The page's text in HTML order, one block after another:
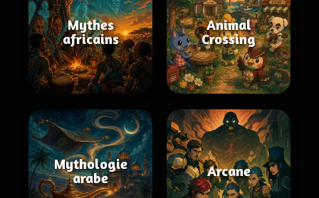
Mythes
africains
Animal
Crossing
Mythologie
arabe
Arcane